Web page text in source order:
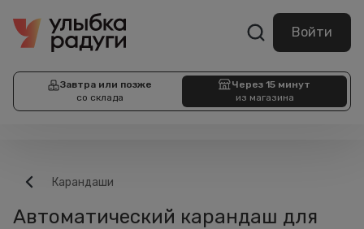
Войти
Завтра или позже
со склада
Через 15 минут
из магазина
Карандаши
Автоматический карандаш для